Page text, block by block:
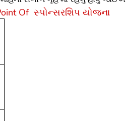
Of સ્પોન્સરશિપ યોજના